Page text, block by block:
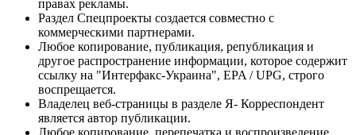
правах рекламы.
Раздел Спецпроекты создается совместно с
коммерческими партнерами.
Любое копирование, публикация, републикация и
другое распространение информации, которое содержит
ссылку на "Интерфакс-Украина", EPA / UPG, строго
воспрещается.
Владелец веб-страницы в разделе Я- Корреспондент
является автор публикации.